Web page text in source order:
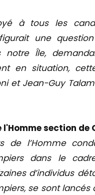
à tous les
une
notre Île,
en situation,
et Jean-Guy
section de
de l’Homme
dans le
d’individus
se sont lancés